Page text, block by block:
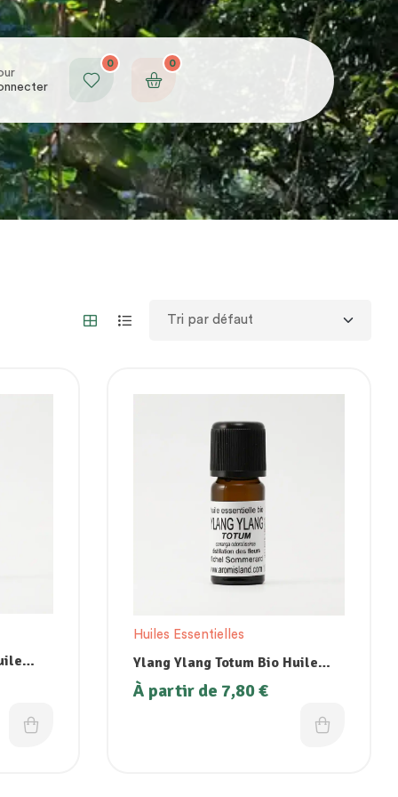
0 0
Huiles Essentielles
Ylang Ylang Totum Bio Huile
Essentielle
À partir de 7,80€